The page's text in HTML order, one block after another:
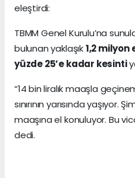
eleştirdi:
TBMM Genel Kurulu’na
bulunan yaklaşık1,2 milyon
yüzde 25’e kadar kesinti
“14 bin liralık maaşla
sınırının yarısında
maaşına el konuluyor. Bu
dedi.